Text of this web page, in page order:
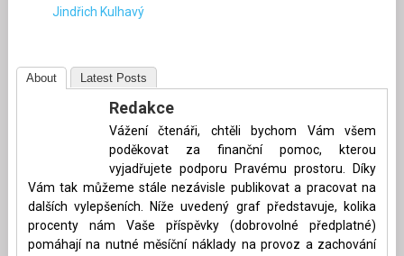
Jindřich Kulhavý
About Latest Posts
Redakce
Vážení čtenáři, chtěli bychom Vám všem
poděkovat za finanční pomoc, kterou
vyjadřujete podporu Pravému prostoru. Díky
Vám tak můžeme stále nezávisle publikovat a pracovat na
dalších vylepšeních. Níže uvedený graf představuje, kolika
procenty nám Vaše příspěvky (dobrovolné předplatné)
pomáhají na nutné měsíční náklady na provoz a zachování